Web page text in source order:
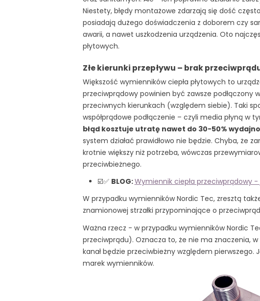
Niestety, błędy montażowe zdarzają się dość
posiadają dużego doświadczenia z doborem czy
awarii, a nawet uszkodzenia urządzenia. Oto
płytowych.
Złe kierunki przepływu – brak
Większość wymienników ciepła płytowych to
przeciwprądowy powinien być zawsze podłączony
przeciwnych kierunkach (względem siebie). Taki
współprądowe podłączenie – czyli media płyną
błąd kosztuje utratę nawet do 30-50%
system działać prawidłowo nie będzie. Chyba, że
krotnie większy niż potrzeba, wówczas
przeciwbieżnego.
☑️✅ BLOG:Wymiennik ciepła przeciwprądowy -
W przypadku wymienników Nordic Tec, zresztą
znamionowej strzałki przypominające o
Ważna rzecz - w przypadku wymienników Nordic
przeciwprądu). Oznacza to, że nie ma znaczenia,
kanał będzie przeciwbieżny względem
marek wymienników.